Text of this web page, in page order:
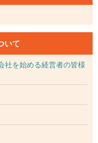
いて
を始める経営者の皆様